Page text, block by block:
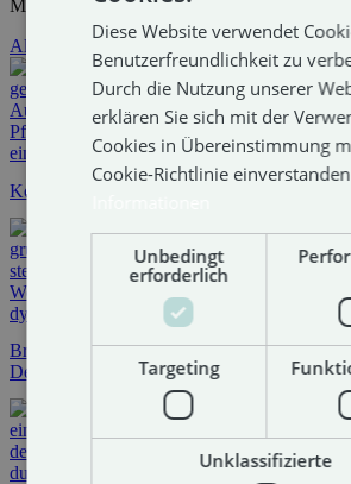
Marketing. Eins davon oder alle.
Alle Leistungen
Konzeption & Beratung
Branding & Corporate
Design
Diese Website verwendet
Benutzerfreundlichkeit zu
Durch die Nutzung unserer
erklären Sie sich mit der
Cookies in Übereinstimmung
Cookie-Richtlinie
Unbedingt
erforderlich
Targeting
Unklassifizierte